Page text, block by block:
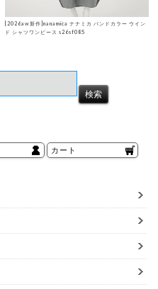
[2026aw新作]nanamica ナナミカ バンドカラー ウイン
ド シャツワンピース s26sf085
カート